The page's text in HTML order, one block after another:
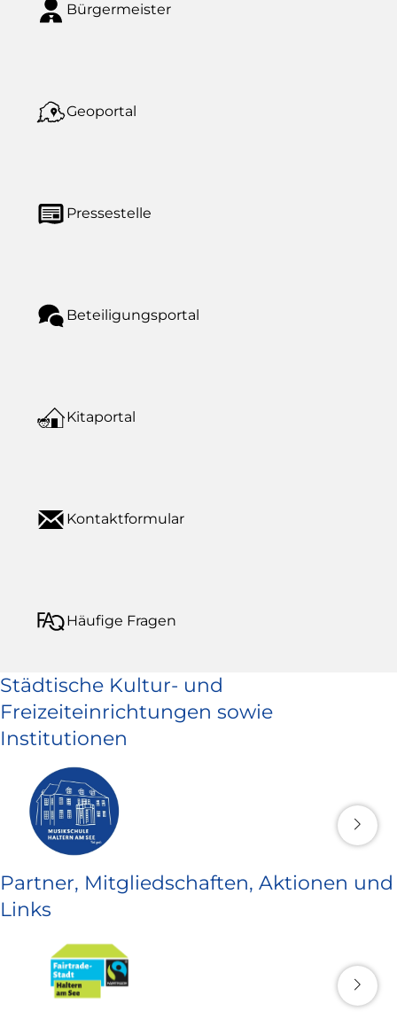
Bürgermeister
Geoportal
Pressestelle
Beteiligungsportal
Kitaportal
Kontaktformular
Häufige Fragen
Städtische Kultur- und
Freizeiteinrichtungen sowie
Institutionen
Partner, Mitgliedschaften, Aktionen und
Links